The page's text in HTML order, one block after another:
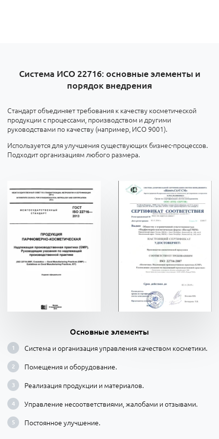
Система ИСО 22716: основные элементы и
порядок внедрения
Стандарт объединяет требования к качеству косметической
продукции с процессами, производством и другими
руководствами по качеству (например, ИСО 9001).
Используется для улучшения существующих бизнес-процессов.
Подходит организациям любого размера.
Основные элементы
Система и организация управления качеством косметики.
Помещения и оборудование.
Реализация продукции и материалов.
Управление несоответствиями, жалобами и отзывами.
Постоянное улучшение.